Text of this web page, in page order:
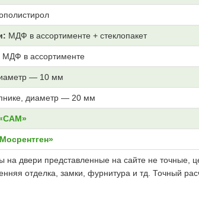
МДФ в ассортименте + стеклопакет
МДФ в ассортименте
— 10 мм
диаметр — 20 мм
на двери представленные на сайте не точные,
отделка, замки, фурнитура и тд. Точный